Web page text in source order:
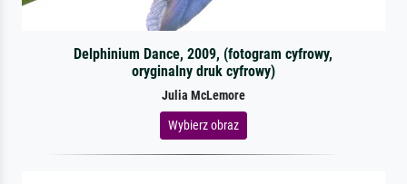
Delphinium Dance, 2009, (fotogram cyfrowy,
oryginalny druk cyfrowy)
Julia McLemore
Wybierz obraz